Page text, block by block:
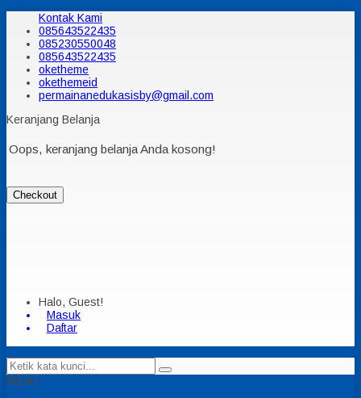
Kontak Kami
085643522435
085230550048
085643522435
oketheme
okethemeid
permainanedukasisby@gmail.com
Keranjang Belanja
Oops, keranjang belanja Anda kosong!
Checkout
Halo, Guest!
Masuk
Daftar
MENU